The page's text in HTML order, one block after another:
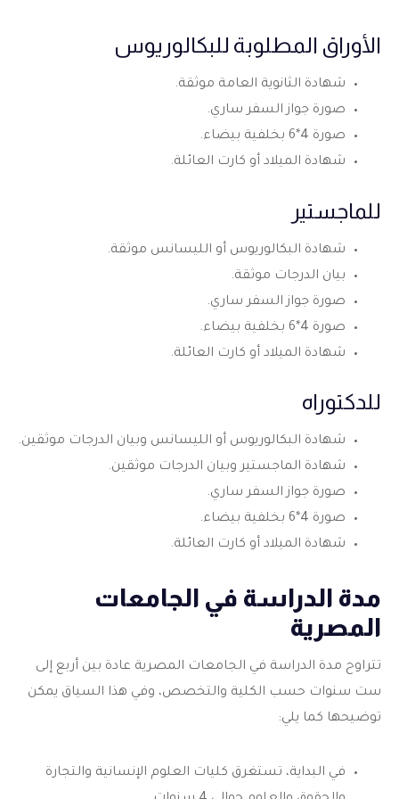
الأوراق المطلوبة للبكالوريوس
شهادة الثانوية العامة موثقة.
صورة جواز السفر ساري.
صورة 4*6 بخلفية بيضاء.
شهادة الميلاد أو كارت العائلة.
للماجستير
شهادة البكالوريوس أو الليسانس موثقة.
بيان الدرجات موثقة.
صورة جواز السفر ساري.
صورة 4*6 بخلفية بيضاء.
شهادة الميلاد أو كارت العائلة.
للدكتوراه
شهادة البكالوريوس أو الليسانس وبيان الدرجات موثقين.
شهادة الماجستير وبيان الدرجات موثقين.
صورة جواز السفر ساري.
صورة 4*6 بخلفية بيضاء.
شهادة الميلاد أو كارت العائلة.
مدة الدراسة في الجامعات
المصرية
تتراوح مدة الدراسة في الجامعات المصرية عادة بين أربع إلى
ست سنوات حسب الكلية والتخصص، وفي هذا السياق يمكن
توضيحها كما يلي:
في البداية، تستغرق كليات العلوم الإنسانية والتجارة